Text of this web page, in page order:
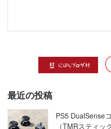
最近の投稿
PS5 DualSense
（TMRスティッ